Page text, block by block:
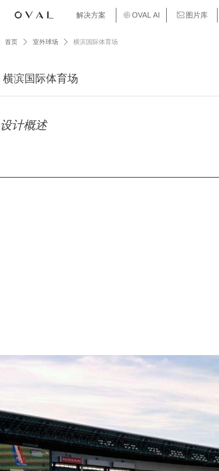
解决方案 ꁵ OVAL AI ꂈ 图片库
横滨国际体育场
设计概述
首页 ꄲ 室外球场 ꄲ 横滨国际体育场